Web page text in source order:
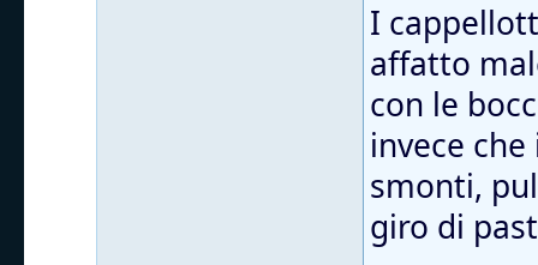
I
affatto
con le
invece
smonti,
giro di